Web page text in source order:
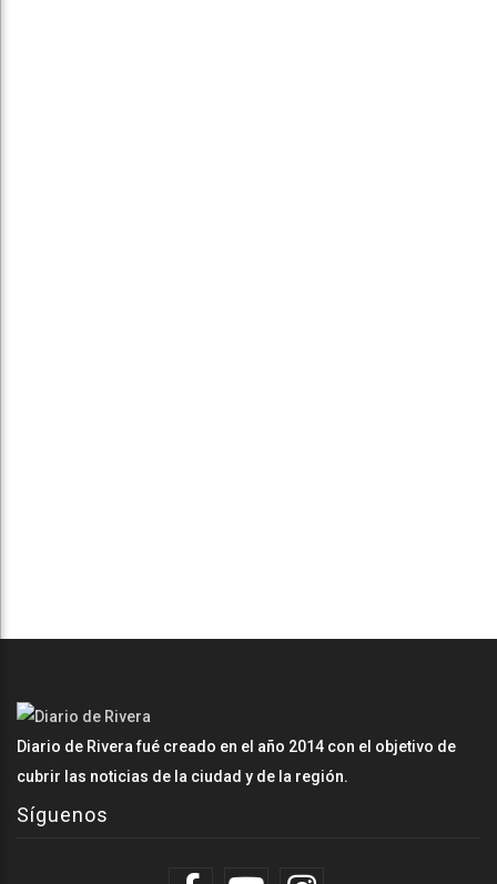
Diario de Rivera fué creado en el año 2014 con el objetivo de
cubrir las noticias de la ciudad y de la región.
Síguenos